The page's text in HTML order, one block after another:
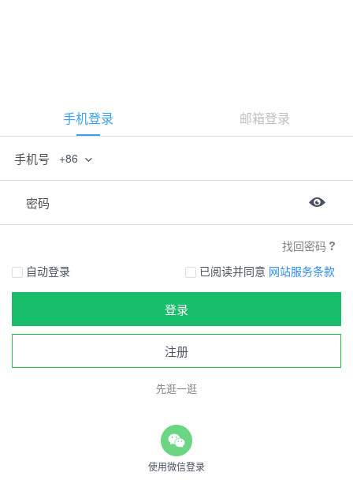
手机登录 邮箱登录
手机号 +86
密码
找回密码
自动登录
已阅读并同意 网站服务条款
登录
注册
先逛一逛
使用微信登录